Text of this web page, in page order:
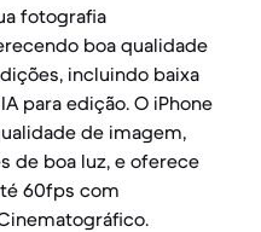
fotografia
boa qualidade
incluindo baixa
para edição. O iPhone
de imagem,
de boa luz, e oferece
60fps com